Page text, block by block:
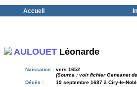
Accueil
AULOUET Léonarde
Naissance : vers 1652
(Source : voir fichier Geneanet de
Décès :
19 septembre 1687 à Ciry-le-